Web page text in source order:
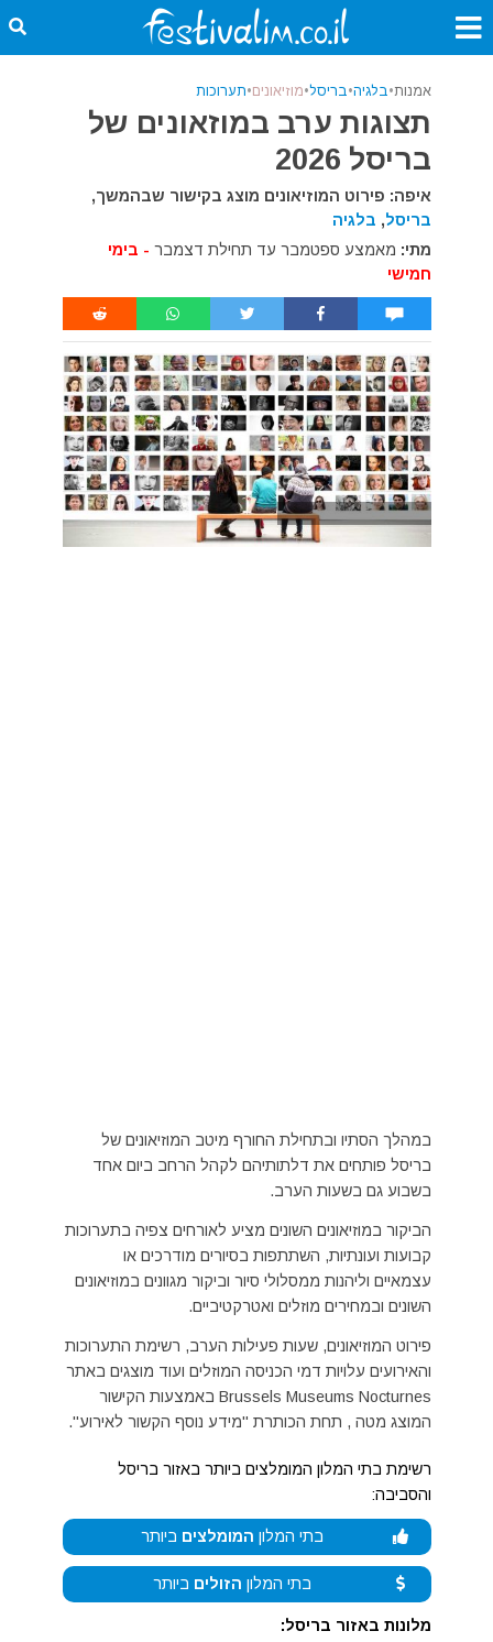
אמנות•בלגיה•בריסל•מוזיאונים•תערוכות
תצוגות ערב במוזאונים של
בריסל 2026
איפה: פירוט המוזיאונים מוצג בקישור שבהמשך,
בריסל, בלגיה
מתי: מאמצע ספטמבר עד תחילת דצמבר - בימי
חמישי
במהלך הסתיו ובתחילת החורף מיטב המוזיאונים של
בריסל פותחים את דלתותיהם לקהל הרחב ביום אחד
בשבוע גם בשעות הערב.
הביקור במוזיאונים השונים מציע לאורחים צפיה בתערוכות
קבועות ועונתיות, השתתפות בסיורים מודרכים או
עצמאיים וליהנות ממסלולי סיור וביקור מגוונים במוזיאונים
השונים ובמחירים מוזלים ואטרקטיביים.
פירוט המוזיאונים, שעות פעילות הערב, רשימת התערוכות
והאירועים עלויות דמי הכניסה המוזלים ועוד מוצגים באתר
Brussels Museums Nocturnes באמצעות הקישור
המוצג מטה , תחת הכותרת "מידע נוסף הקשור לאירוע".
רשימת בתי המלון המומלצים ביותר באזור בריסל
והסביבה:
בתי המלון המומלצים ביותר
בתי המלון הזולים ביותר
מלונות באזור בריסל: